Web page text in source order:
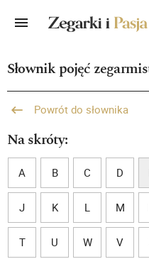
Słownik pojęć
Powrót do słownika
Na skróty:
A B C D
J K L M
T U W V